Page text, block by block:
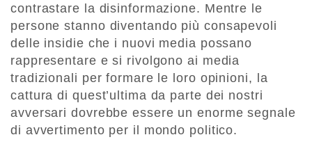
contrastare la disinformazione. Mentre le
persone stanno diventando più consapevoli
delle insidie che i nuovi media possano
rappresentare e si rivolgono ai media
tradizionali per formare le loro opinioni, la
cattura di quest’ultima da parte dei nostri
avversari dovrebbe essere un enorme segnale
di avvertimento per il mondo politico.